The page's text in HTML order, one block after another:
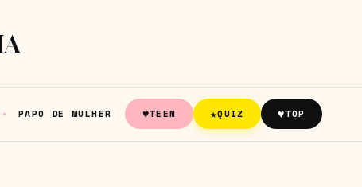
PAPO DE MULHER ♥TEEN ★QUIZ ♥TOP